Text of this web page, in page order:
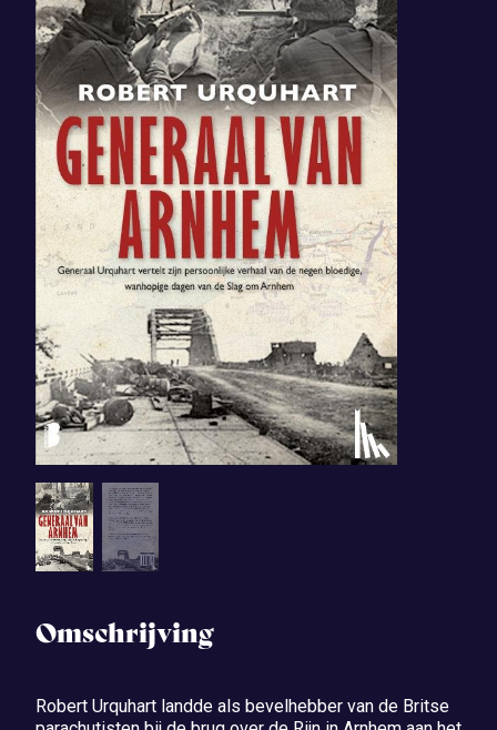
Omschrijving
Robert Urquhart landde als bevelhebber van de Britse